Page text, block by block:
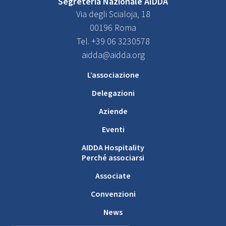
Via degli Scialoja, 18
00196 Roma
Tel. +39 06 3230578
aidda@aidda.org
L’associazione
Delegazioni
Aziende
Eventi
AIDDA Hospitality
Perché associarsi
Associate
Convenzioni
News